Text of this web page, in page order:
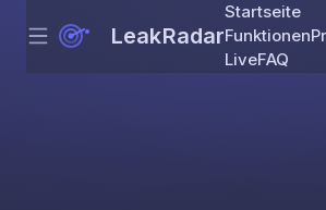
Skip to
Menu LeakRadar
Startseite
Funktionen
LiveFAQ